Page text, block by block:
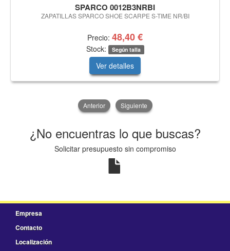
SPARCO 0012B3NRBI
ZAPATILLAS SPARCO SHOE SCARPE S-TIME NR/BI
Precio: 48,40 €
Stock: Según talla
Ver detalles
Anterior Siguiente
¿No encuentras lo que buscas?
Solicitar presupuesto sin compromiso
Empresa
Contacto
Localización